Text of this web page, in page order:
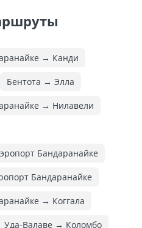
→ Канди
Бентота → Элла
→ Нилавели
Бандаранайке
Бандаранайке
→ Коггала
Уда-Валаве → Коломбо